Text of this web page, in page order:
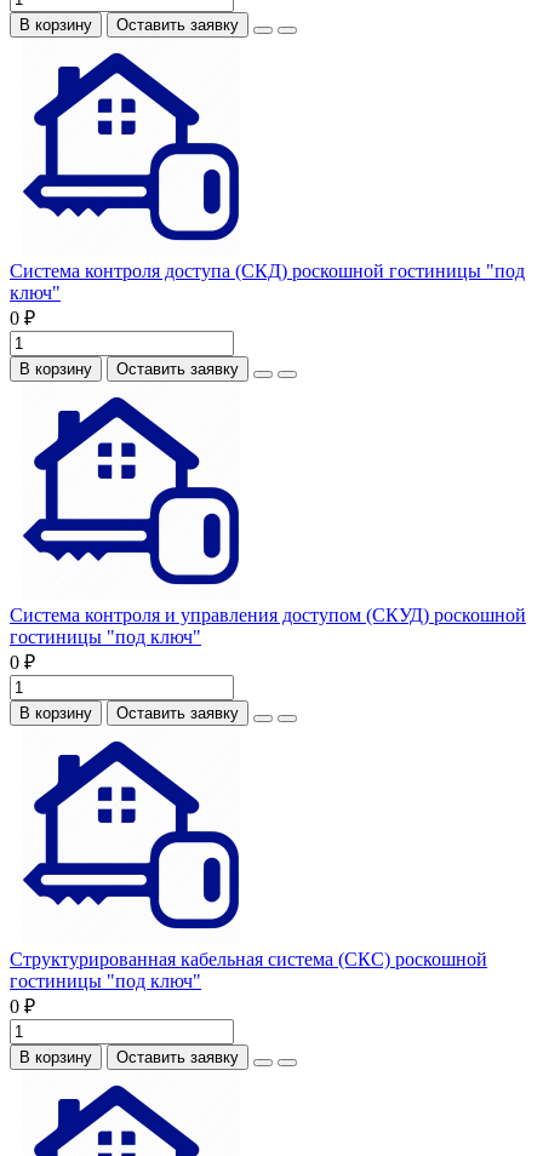
В корзину Оставить заявку
Система контроля доступа (СКД) роскошной гостиницы "под
ключ"
0 ₽
В корзину Оставить заявку
Система контроля и управления доступом (СКУД) роскошной
гостиницы "под ключ"
0 ₽
В корзину Оставить заявку
Структурированная кабельная система (СКС) роскошной
гостиницы "под ключ"
0 ₽
В корзину Оставить заявку